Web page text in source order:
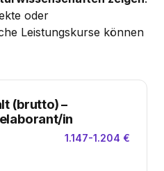
oder
Leistungskurse können
(brutto)–
in
1.147-1.204 €